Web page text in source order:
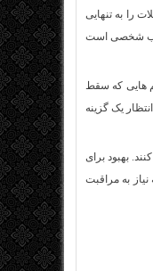
را به تنهایی
شخصی است
هایی که سقط
یک گزینه
بهبود برای
یا بیماری داشته اند که نیاز به مراقبت